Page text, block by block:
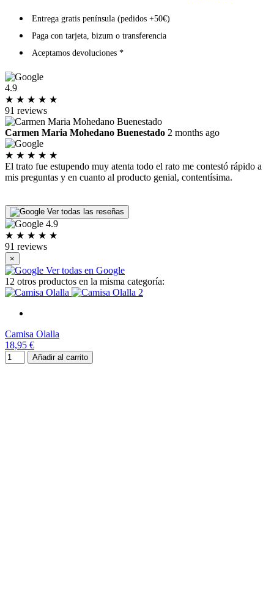
Entrega gratis península (pedidos +50€)
Paga con tarjeta, bizum o transferencia
Aceptamos devoluciones *
4.9
★ ★ ★ ★ ★
91 reviews
Carmen Maria Mohedano Buenestado 2 months ago
★ ★ ★ ★ ★
El trato fue estupendo muy atenta todo el rato me contestó rápido a
mis preguntas y en cuanto al producto genial, contentísima.
Ver todas las reseñas
4.9
★ ★ ★ ★ ★
91 reviews
×
Ver todas en Google
12 otros productos en la misma categoría:
Camisa Olalla
18,95 €
Añadir al carrito